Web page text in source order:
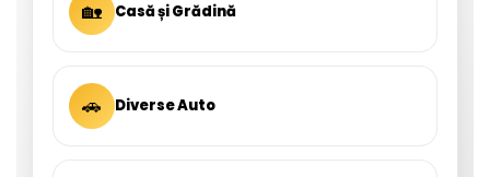
🏡 Casă și Grădină
🚗 Diverse Auto